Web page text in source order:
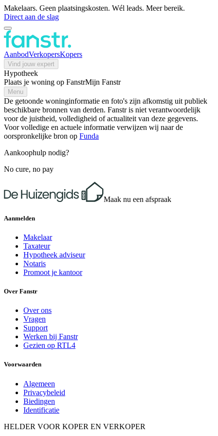
Makelaars. Geen plaatsingskosten. Wél leads. Meer bereik.
Direct aan de slag
AanbodVerkopersKopers
Vind jouw expert
Hypotheek
Plaats je woning op FanstrMijn Fanstr
Menu
De getoonde woninginformatie en foto's zijn afkomstig uit publiek
beschikbare bronnen van derden. Fanstr is niet verantwoordelijk
voor de juistheid, volledigheid of actualiteit van deze gegevens.
Voor volledige en actuele informatie verwijzen wij naar de
oorspronkelijke bron op Funda
Aankoophulp nodig?
No cure, no pay
Maak nu een afspraak
Aanmelden
Makelaar
Taxateur
Hypotheek adviseur
Notaris
Promoot je kantoor
Over Fanstr
Over ons
Vragen
Support
Werken bij Fanstr
Gezien op RTL4
Voorwaarden
Algemeen
Privacybeleid
Biedingen
Identificatie
HELDER VOOR KOPER EN VERKOPER